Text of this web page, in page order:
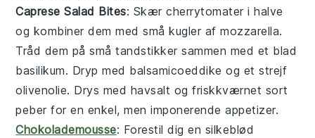
Caprese Salad Bites: Skærcherrytomater i halve
og kombiner dem med små kugler afmozzarella.
Tråd dem på småtandstikker sammen med et blad
basilikum. Dryp med balsamicoeddike og et strejf
olivenolie. Drys med havsalt og friskkværnet sort
peber for en enkel, men imponerende appetizer.
Chokolademousse: Forestil dig en silkeblød